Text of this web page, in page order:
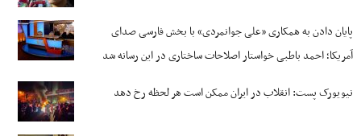
پایان دادن به همکاری «علی جوانمردی» با بخش فارسی صدای
آمریکا؛ احمد باطبی خواستار اصلاحات ساختاری در این رسانه شد
نیویورک پست: انقلاب در ایران ممکن است هر لحظه رخ دهد